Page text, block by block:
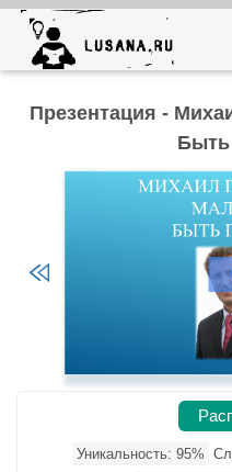
Презентация -
Уникальность: 95%